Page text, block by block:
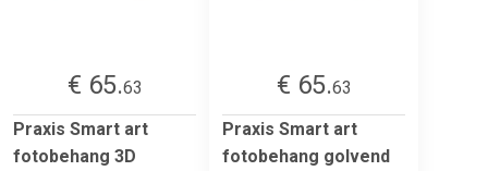
€ 65.63
Praxis Smart art
fotobehang 3D
€ 65.63
Praxis Smart art
fotobehang golvend